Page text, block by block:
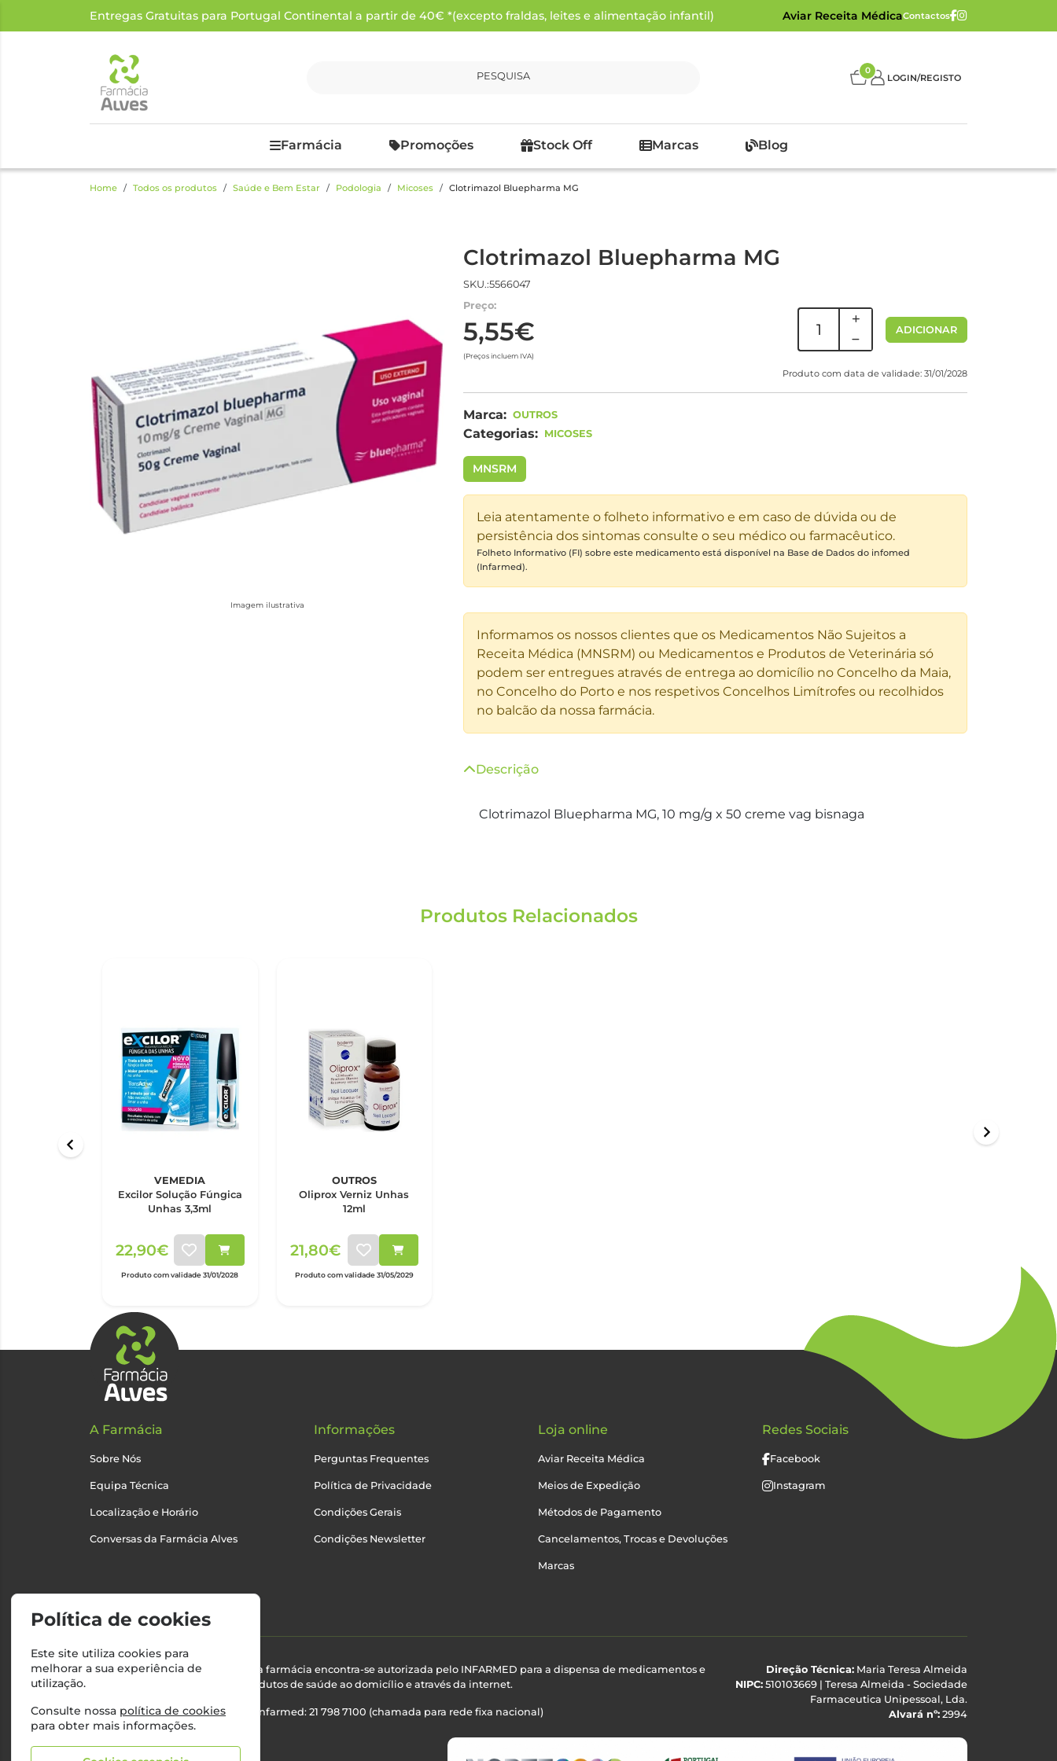
Entregas Gratuitas para Portugal Continental a partir de 40€ *(excepto fraldas, leites e alimentação infantil) Aviar Receita MédicaContactos
PESQUISA 0
LOGIN/REGISTO
Farmácia Promoções Stock Off Marcas Blog
Home Todos os produtos Saúde e Bem Estar Podologia Micoses Clotrimazol Bluepharma MG
Imagem ilustrativa
Clotrimazol Bluepharma MG
SKU.:5566047
Preço:
5,55€
(Preços incluem IVA)
ADICIONAR
Produto com data de validade: 31/01/2028
Marca: OUTROS
Categorias: MICOSES
MNSRM
Leia atentamente o folheto informativo e em caso de dúvida ou de
persistência dos sintomas consulte o seu médico ou farmacêutico.
Folheto Informativo (FI) sobre este medicamento está disponível na Base de Dados do infomed
(Infarmed).
Informamos os nossos clientes que os Medicamentos Não Sujeitos a
Receita Médica (MNSRM) ou Medicamentos e Produtos de Veterinária só
podem ser entregues através de entrega ao domicílio no Concelho da Maia,
no Concelho do Porto e nos respetivos Concelhos Limítrofes ou recolhidos
no balcão da nossa farmácia.
Descrição
Clotrimazol Bluepharma MG, 10 mg/g x 50 creme vag bisnaga
Produtos Relacionados
VEMEDIA
Excilor Solução Fúngica
Unhas 3,3ml
22,90€
Produto com validade 31/01/2028
OUTROS
Oliprox Verniz Unhas
12ml
21,80€
Produto com validade 31/05/2029
A Farmácia
Sobre Nós
Equipa Técnica
Localização e Horário
Conversas da Farmácia Alves
Informações
Perguntas Frequentes
Política de Privacidade
Condições Gerais
Condições Newsletter
Loja online
Aviar Receita Médica
Meios de Expedição
Métodos de Pagamento
Cancelamentos, Trocas e Devoluções
Marcas
Redes Sociais
Facebook
Instagram
Esta farmácia encontra-se autorizada pelo INFARMED para a dispensa de medicamentos e
produtos de saúde ao domicílio e através da internet.
Nº Infarmed: 21 798 7100 (chamada para rede fixa nacional)
Direção Técnica: Maria Teresa Almeida
NIPC: 510103669 | Teresa Almeida - Sociedade
Farmaceutica Unipessoal, Lda.
Alvará nº: 2994
Política de cookies
Este site utiliza cookies para
melhorar a sua experiência de
utilização.
Consulte nossa política de cookies
para obter mais informações.